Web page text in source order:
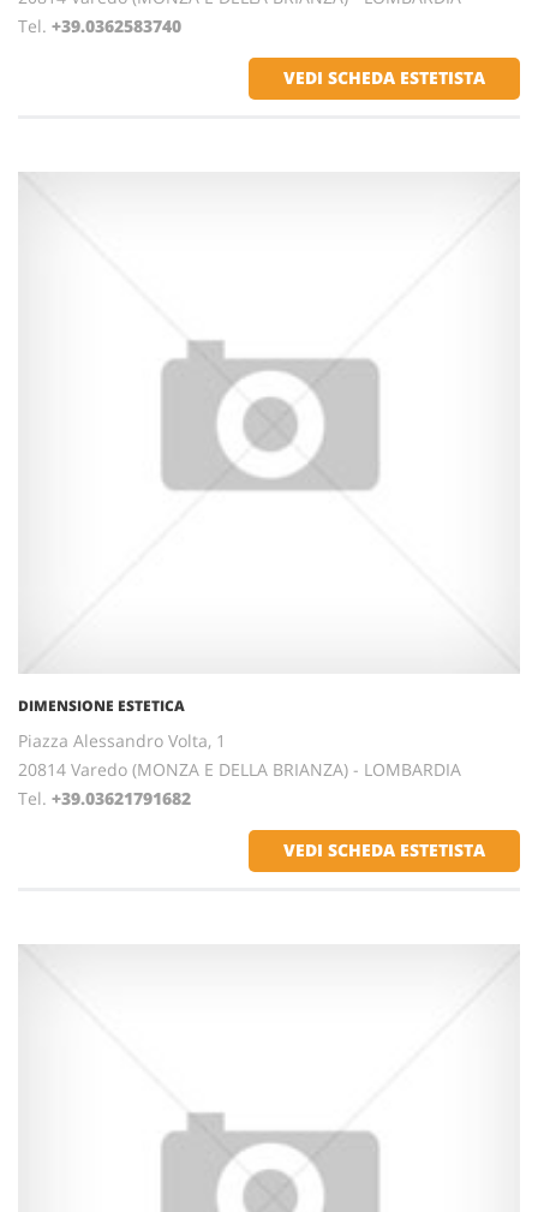
Tel. +39.0362583740
VEDI SCHEDA ESTETISTA
DIMENSIONE ESTETICA
Piazza Alessandro Volta, 1
20814 Varedo (MONZA E DELLA BRIANZA) - LOMBARDIA
Tel. +39.03621791682
VEDI SCHEDA ESTETISTA